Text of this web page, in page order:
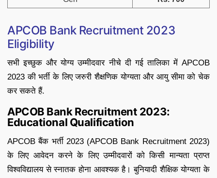
APCOB Bank Recruitment 2023
Eligibility
सभी इच्छुक और योग्य उम्मीदवार नीचे दी गई तालिका में APCOB
2023 की भर्ती के लिए जरुरी शैक्षणिक योग्यता और आयु सीमा को चेक
कर सकते हैं.
APCOB Bank Recruitment 2023:
Educational Qualification
APCOB बैंक भर्ती 2023 (APCOB Bank Recruitment 2023)
के लिए आवेदन करने के लिए उम्मीदवारों को किसी मान्यता प्राप्त
विश्वविद्यालय से स्नातक होना आवश्यक है। बुनियादी शैक्षिक योग्यता के